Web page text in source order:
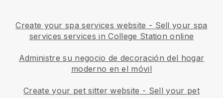
Create your spa services website - Sell your spa
services services in College Station online
Administre su negocio de decoración del hogar
moderno en el móvil
Create your pet sitter website - Sell your pet